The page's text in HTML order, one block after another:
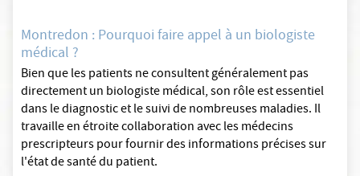
Montredon : Pourquoi faire appel à un biologiste
médical ?
Bien que les patients ne consultent généralement pas
directement un biologiste médical, son rôle est essentiel
dans le diagnostic et le suivi de nombreuses maladies. Il
travaille en étroite collaboration avec les médecins
prescripteurs pour fournir des informations précises sur
l'état de santé du patient.